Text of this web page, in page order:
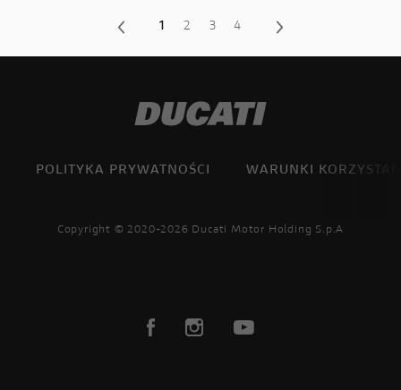
1 2 3 4
POLITYKA PRYWATNOŚCI WARUNKI
Copyright © 2020-2026 Ducati Motor Holding S.p.A